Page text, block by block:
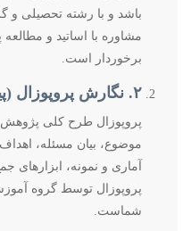
باشد و با رشته تحصیلی و
مشاوره با اساتید و
برخوردار است.
۲. نگارش پروپوزال (پیشنهاد پژوهش)
پروپوزال طرح کلی
موضوع، بیان مسئله،
آماری و نمونه، ابزارهای
پروپوزال توسط گروه
شماست.